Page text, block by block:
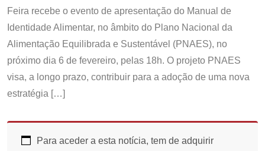
Feira recebe o evento de apresentação do Manual de
Identidade Alimentar, no âmbito do Plano Nacional da
Alimentação Equilibrada e Sustentável (PNAES), no
próximo dia 6 de fevereiro, pelas 18h. O projeto PNAES
visa, a longo prazo, contribuir para a adoção de uma nova
estratégia […]
Para aceder a esta notícia, tem de adquirir